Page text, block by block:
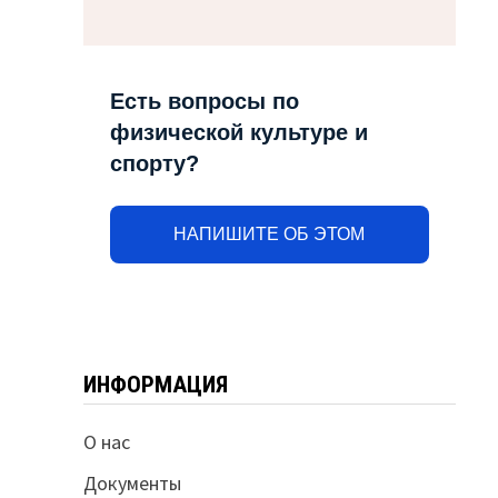
Есть вопросы по
физической культуре и
спорту?
НАПИШИТЕ ОБ ЭТОМ
ИНФОРМАЦИЯ
О нас
Документы